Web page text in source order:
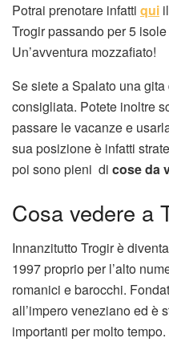
Potrai prenotare infatti qui
Trogir passando per 5
Un’avventura mozzafiato!
Se siete a Spalato una
consigliata. Potete inoltre
passare le vacanze e
sua posizione è infatti
poi sono pieni di cose da
Cosa vedere a
Innanzitutto Trogir è
1997 proprio per l’alto
romanici e barocchi.
all’impero veneziano ed è
importanti per molto